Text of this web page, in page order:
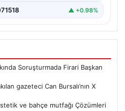
▲ +0.98%
Soruşturmada Firari Başkan
gazeteci Can Bursalı’nın X
ve bahçe mutfağı Çözümleri